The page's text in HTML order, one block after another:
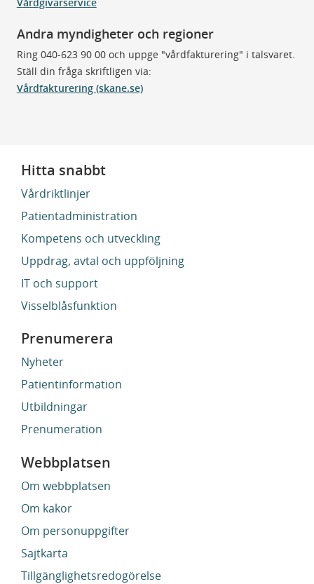
Andra myndigheter och regioner
Ring 040-623 90 00 och uppge "vårdfakturering" i talsvaret.
Ställ din fråga skriftligen via:
Vårdfakturering (skane.se)
Hitta snabbt
Vårdriktlinjer
Patientadministration
Kompetens och utveckling
Uppdrag, avtal och uppföljning
IT och support
Visselblåsfunktion
Prenumerera
Nyheter
Patientinformation
Utbildningar
Prenumeration
Webbplatsen
Om webbplatsen
Om kakor
Om personuppgifter
Sajtkarta
Tillgänglighetsredogörelse